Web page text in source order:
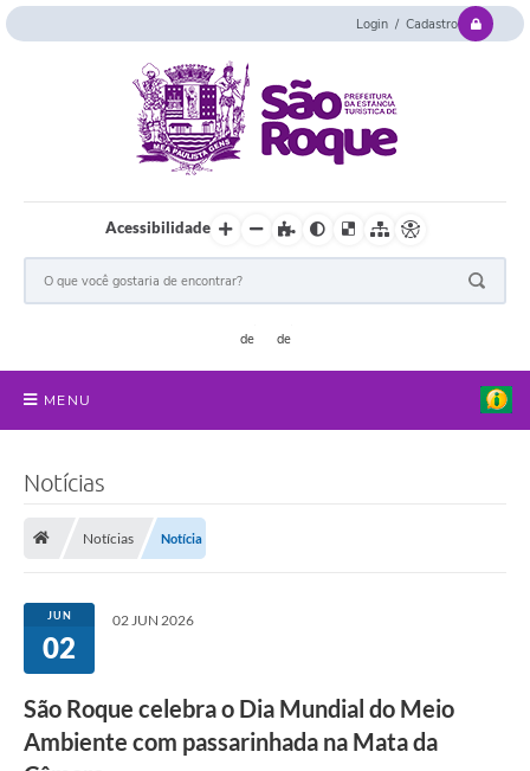
Login / Cadastro
Acessibilidade
MENU
Atribuições
Transparência
Arvorômetro
Secretarias/Departamentos
Notícias
Notícias Notícia
JUN
02
02 JUN 2026
São Roque celebra o Dia Mundial do Meio
Ambiente com passarinhada na Mata da